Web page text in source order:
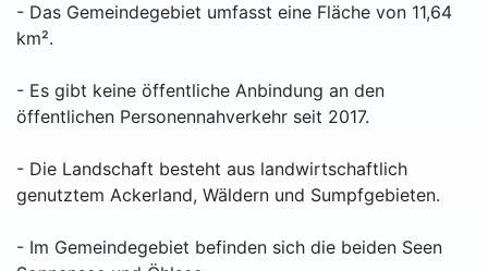
- Das Gemeindegebiet umfasst eine Fläche von 11,64
km².
- Es gibt keine öffentliche Anbindung an den
öffentlichen Personennahverkehr seit 2017.
- Die Landschaft besteht aus landwirtschaftlich
genutztem Ackerland, Wäldern und Sumpfgebieten.
- Im Gemeindegebiet befinden sich die beiden Seen